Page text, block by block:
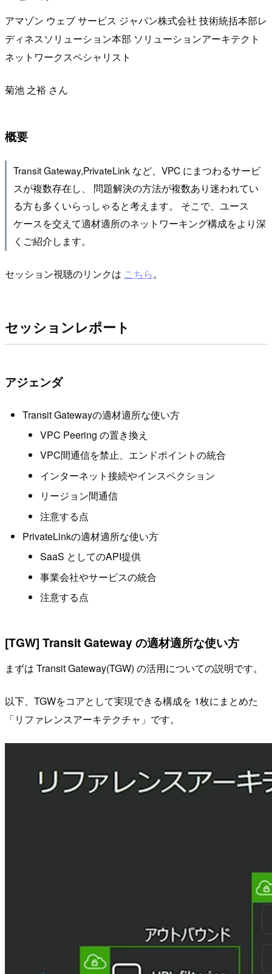
アマゾン ウェブ サービス ジャパン株式会社 技術統括本部レ
ディネスソリューション本部 ソリューションアーキテクト
ネットワークスペシャリスト
菊池 之裕 さん
概要
Transit Gateway,PrivateLink など、VPC にまつわるサービ
スが複数存在し、 問題解決の方法が複数あり迷われてい
る方も多くいらっしゃると考えます。 そこで、ユース
ケースを交えて適材適所のネットワーキング構成をより深
くご紹介します。
セッション視聴のリンクは こちら。
セッションレポート
アジェンダ
Transit Gatewayの適材適所な使い方
VPC Peering の置き換え
VPC間通信を禁止、エンドポイントの統合
インターネット接続やインスペクション
リージョン間通信
注意する点
PrivateLinkの適材適所な使い方
SaaS としてのAPI提供
事業会社やサービスの統合
注意する点
[TGW] Transit Gateway の適材適所な使い方
まずは Transit Gateway(TGW) の活用についての説明です。
以下、TGWをコアとして実現できる構成を 1枚にまとめた
「リファレンスアーキテクチャ」です。